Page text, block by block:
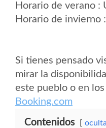
Horario de verano :
Horario de invierno
Si tienes pensado
mirar la
este pueblo o en
Booking.com
Contenidos